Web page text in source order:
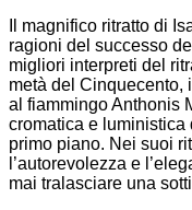
Il magnifico ritratto di
ragioni del successo
migliori interpreti del
metà del Cinquecento,
al fiammingo Anthonis
cromatica e luministica
primo piano. Nei suoi
l’autorevolezza e
mai tralasciare una